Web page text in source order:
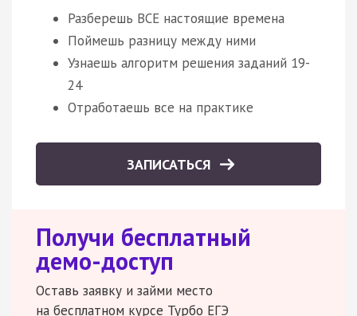
Разберешь ВСЕ настоящие времена
Поймешь разницу между ними
Узнаешь алгоритм решения заданий 19-
24
Отработаешь все на практике
ЗАПИСАТЬСЯ
Получи бесплатный
демо-доступ
Оставь заявку и займи место
на бесплатном курсе Турбо ЕГЭ